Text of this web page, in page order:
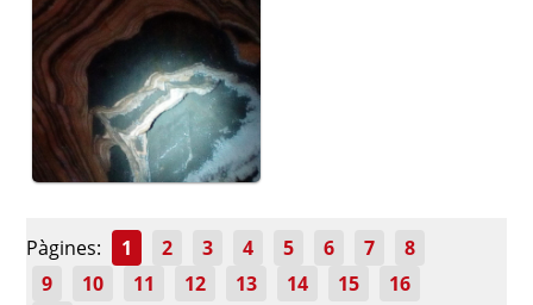
Pàgines: 1 2 3 4 5 6 7
8
9
10 11 12 13 14 15
16